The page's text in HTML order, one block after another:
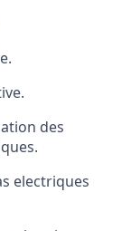
des
electriques